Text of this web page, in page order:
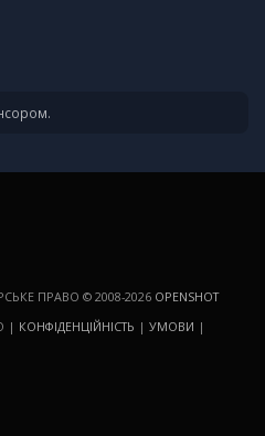
ПРАВО © 2008-2026 OPENSHOT
| КОНФІДЕНЦІЙНІСТЬ | УМОВИ |